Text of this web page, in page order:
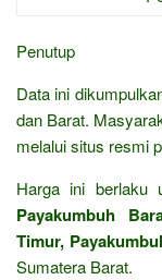
Penutup
Data ini
dan Barat.
melalui situs resmi
Harga ini berlaku
Payakumbuh
Timur,
Sumatera Barat.